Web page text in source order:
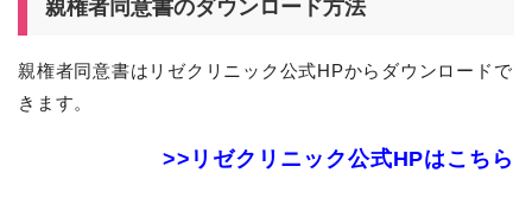
親権者同意書のダウンロード方法
親権者同意書はリゼクリニック公式HPからダウンロードで
きます。
>>リゼクリニック公式HPはこちら